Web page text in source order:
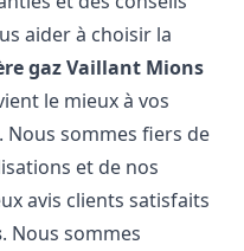
aider à choisir la
gaz Vaillant Mions
le mieux à vos
Nous sommes fiers de
et de nos
avis clients satisfaits
. Nous sommes